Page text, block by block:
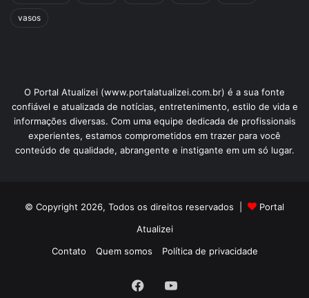
vasos
O Portal Atualizei (www.portalatualizei.com.br) é a sua fonte
confiável e atualizada de notícias, entretenimento, estilo de vida e
informações diversas. Com uma equipe dedicada de profissionais
experientes, estamos comprometidos em trazer para você
conteúdo de qualidade, abrangente e instigante em um só lugar.
© Copyright 2026, Todos os direitos reservados |
Portal
Atualizei
Contato
Quem somos Política de privacidade
FacebookYouTube